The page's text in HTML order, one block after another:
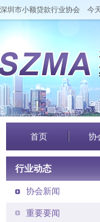
深圳市小额贷款行业协会 今
首页 协
行业动态
协会新闻
重要要闻